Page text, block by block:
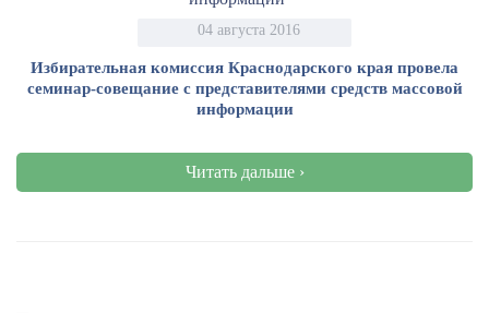
04 августа 2016
Избирательная комиссия Краснодарского края провела
семинар-совещание с представителями средств массовой
информации
Читать дальше ›